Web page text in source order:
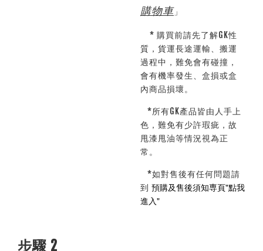
購物車」
* 購買前請先了解GK性
質，貨運長途運輸、搬運
過程中，難免會有碰撞，
會有機率發生、盒損或盒
內商品損壞。
*所有GK產品皆由人手上
色，難免有少許瑕疵，故
甩漆甩油等情況視為正
常。
*如對售後有任何問題請
到 預購及售後須知専頁"點我
進入"
步驟 2